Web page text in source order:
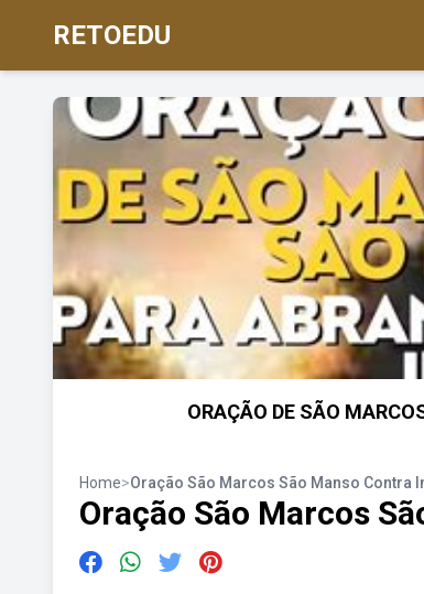
RETOEDU
ORAÇÃO DE SÃO
Home>Oração São Marcos São Manso Contra
Oração São Marcos